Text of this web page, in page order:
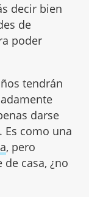
decir bien
de
poder
tendrán
darse
Es como una
, pero
casa, ¿no